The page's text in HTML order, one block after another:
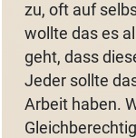
zu, oft auf
wollte das es
geht, dass
Jeder sollte
Arbeit haben.